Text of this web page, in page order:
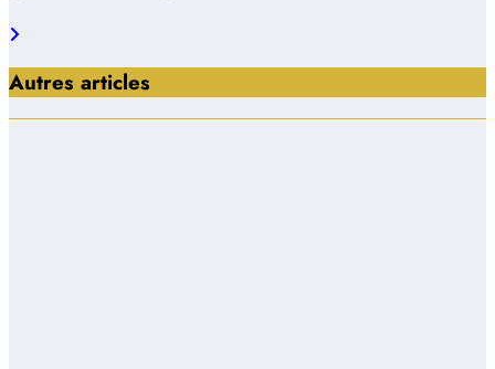
Autres articles